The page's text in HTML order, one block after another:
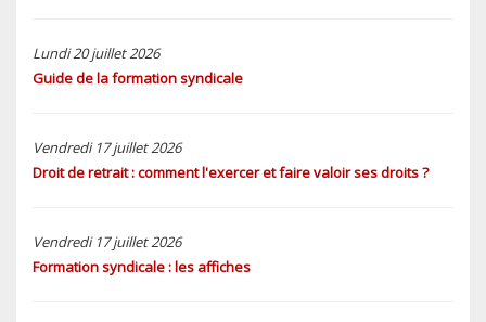
Lundi 20 juillet 2026
Guide de la formation syndicale
Vendredi 17 juillet 2026
Droit de retrait : comment l'exercer et faire valoir ses droits ?
Vendredi 17 juillet 2026
Formation syndicale : les affiches